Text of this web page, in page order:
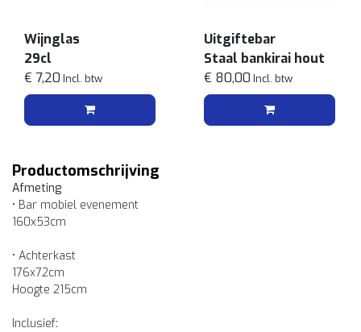
Wijnglas
29cl
€ 7,20 Incl. btw
Uitgiftebar
Staal bankirai hout
€ 80,00 Incl. btw
Productomschrijving
Afmeting
• Bar mobiel evenement
160x53cm
• Achterkast
176x72cm
Hoogte 215cm
Inclusief: